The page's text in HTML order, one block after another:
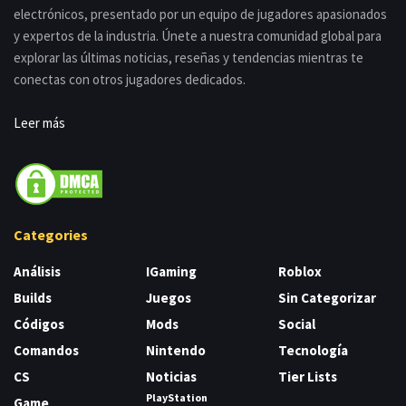
electrónicos, presentado por un equipo de jugadores apasionados
y expertos de la industria. Únete a nuestra comunidad global para
explorar las últimas noticias, reseñas y tendencias mientras te
conectas con otros jugadores dedicados.
Leer más
Categories
Análisis
Builds
Códigos
Comandos
CS
IGaming
Juegos
Mods
Nintendo
Noticias
PlayStation
Roblox
Sin Categorizar
Social
Tecnología
Tier Lists